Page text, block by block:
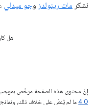
نشكر مات رينولدز وجو ميدلي
هل
إنّ محتوى هذه الصفحة مرخّص
4.0‏ ما لم يُنصّ على خلاف ذلك،